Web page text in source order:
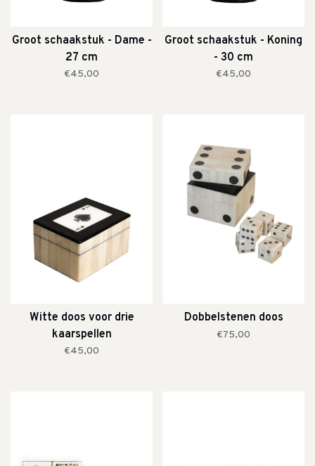
Groot schaakstuk - Dame -
27 cm
€45,00
Groot schaakstuk - Koning
- 30 cm
€45,00
Witte doos voor drie
kaarspellen
€45,00
Dobbelstenen doos
€75,00